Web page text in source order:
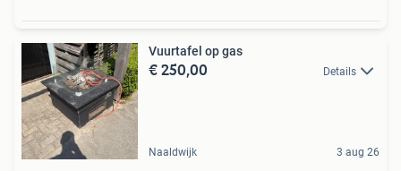
Vuurtafel op gas
€ 250,00 Details
Naaldwijk 3 aug 26